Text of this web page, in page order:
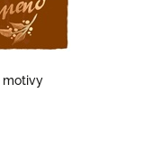
motivy